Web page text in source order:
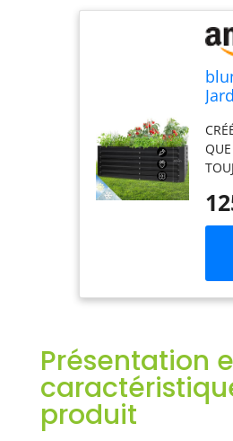
et
de
qui
Présentation
produit